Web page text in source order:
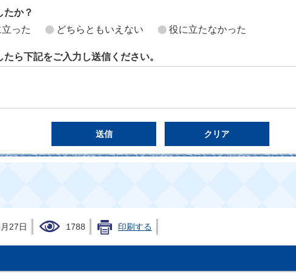
たか？
った どちらともいえない 役に立たなかった
ら下記をご入力し送信ください。
27日 1788 印刷する